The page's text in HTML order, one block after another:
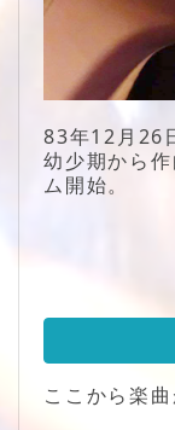
83年12月26
幼少期から
ム開始。
2019
ここから楽曲